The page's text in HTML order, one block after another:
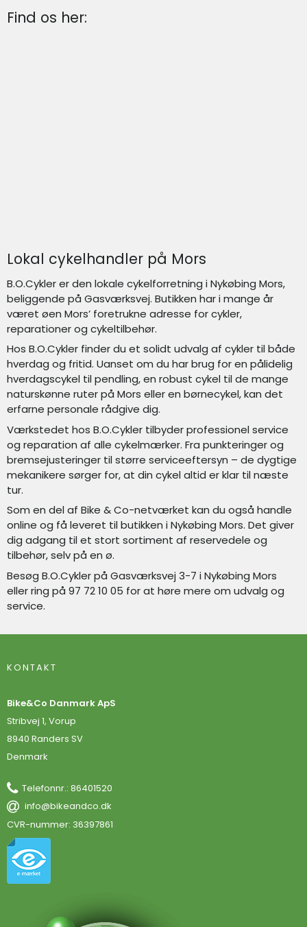
Find os her:
Lokal cykelhandler på Mors
B.O.Cykler er den lokale cykelforretning i Nykøbing Mors,
beliggende på Gasværksvej. Butikken har i mange år
været øen Mors’ foretrukne adresse for cykler,
reparationer og cykeltilbehør.
Hos B.O.Cykler finder du et solidt udvalg af cykler til både
hverdag og fritid. Uanset om du har brug for en pålidelig
hverdagscykel til pendling, en robust cykel til de mange
naturskønne ruter på Mors eller en børnecykel, kan det
erfarne personale rådgive dig.
Værkstedet hos B.O.Cykler tilbyder professionel service
og reparation af alle cykelmærker. Fra punkteringer og
bremsejusteringer til større serviceeftersyn – de dygtige
mekanikere sørger for, at din cykel altid er klar til næste
tur.
Som en del af Bike & Co-netværket kan du også handle
online og få leveret til butikken i Nykøbing Mors. Det giver
dig adgang til et stort sortiment af reservedele og
tilbehør, selv på en ø.
Besøg B.O.Cykler på Gasværksvej 3-7 i Nykøbing Mors
eller ring på 97 72 10 05 for at høre mere om udvalg og
service.
KONTAKT
Bike&Co Danmark ApS
Stribvej 1, Vorup
8940 Randers SV
Denmark
Telefonnr.: 86401520
info@bikeandco.dk
CVR-nummer: 36397861